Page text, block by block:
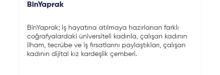
BinYaprak
BinYaprak; iş hayatına atılmaya hazırlanan farklı
coğrafyalardaki üniversiteli kadınla, çalışan kadının
ilham, tecrübe ve iş fırsatlarını paylaştıkları, çalışan
kadının dijital kız kardeşlik çemberi.